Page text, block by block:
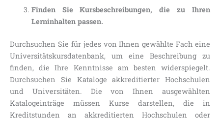
Finden Sie Kursbeschreibungen, die zu Ihren
Lerninhalten passen.
Durchsuchen Sie für jedes von Ihnen gewählte Fach eine
Universitätskursdatenbank, um eine Beschreibung zu
finden, die Ihre Kenntnisse am besten widerspiegelt.
Durchsuchen Sie Kataloge akkreditierter Hochschulen
und Universitäten. Die von Ihnen ausgewählten
Katalogeinträge müssen Kurse darstellen, die in
Kreditstunden an akkreditierten Hochschulen oder